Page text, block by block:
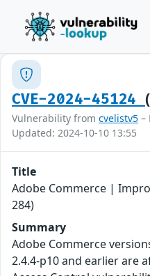
CVE-2024-45124
Vulnerability from cvelistv5 –
Updated: 2024-10-10 13:55
Title
Adobe Commerce |
284)
Summary
Adobe Commerce
2.4.4-p10 and earlier are